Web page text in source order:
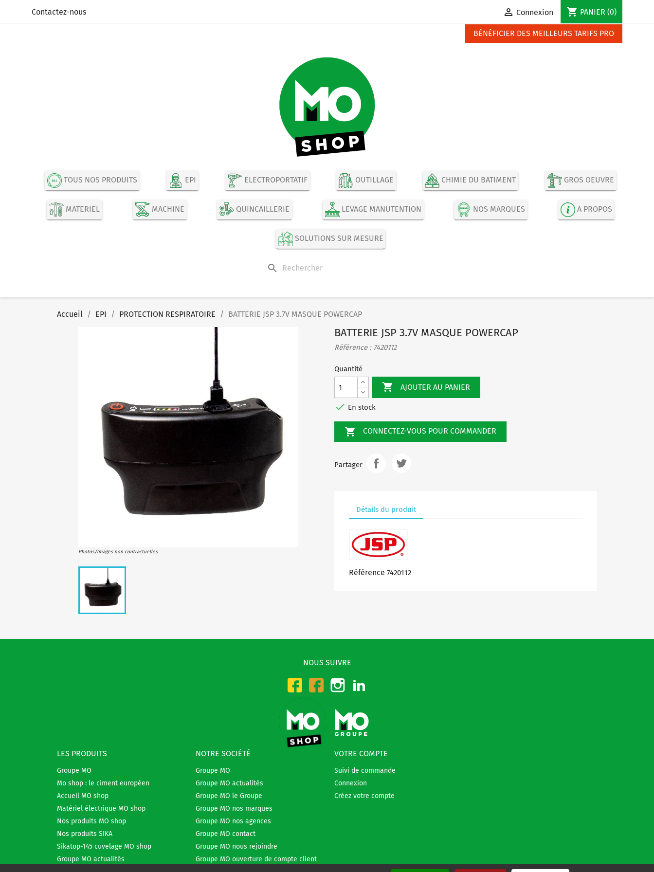
Contactez-nous  Connexion shopping_cart PANIER (0)
BÉNÉFICIER DES MEILLEURS TARIFS PRO
TOUS NOS PRODUITS EPI ELECTROPORTATIF OUTILLAGE CHIMIE DU BATIMENT GROS OEUVRE
MATERIEL MACHINE QUINCAILLERIE LEVAGE MANUTENTION NOS MARQUES A PROPOS
SOLUTIONS SUR MESURE
search
Accueil EPI PROTECTION RESPIRATOIRE BATTERIE JSP 3.7V MASQUE POWERCAP
Photos/Images non contractuelles
BATTERIE JSP 3.7V MASQUE POWERCAP
Référence : 7420112
Quantité
 AJOUTER AU PANIER
 En stock
 CONNECTEZ-VOUS POUR COMMANDER
Partager
Détails du produit
Référence 7420112
NOUS SUIVRE
Facebook-CMO
Facebook-DMO
Instagram
LES PRODUITS
Groupe MO
Mo shop : le ciment européen
Accueil MO shop
Matériel électrique MO shop
Nos produits MO shop
Nos produits SIKA
Sikatop-145 cuvelage MO shop
Groupe MO actualités
NOTRE SOCIÉTÉ
Groupe MO
Groupe MO actualités
Groupe MO le Groupe
Groupe MO nos marques
Groupe MO nos agences
Groupe MO contact
Groupe MO nous rejoindre
Groupe MO ouverture de compte client
VOTRE COMPTE
Suivi de commande
Connexion
Créez votre compte